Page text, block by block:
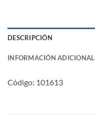
DESCRIPCIÓN
INFORMACIÓN ADICIONAL
Código: 101613